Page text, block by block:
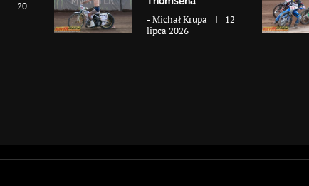
20
-Michał Krupa
12
lipca 2026